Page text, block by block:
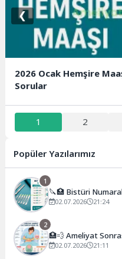
2026 Ocak Hemşire
Sorular
❮
1 2
Popüler Yazılarımız
1
🔪🏥 Bistüri
Sapları, Kullanım
02.07.2026 21:24
2
🏥💨 Ameliyat
02.07.2026 21:11